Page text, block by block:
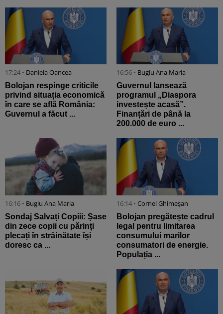
17:24 • Daniela Oancea
Bolojan respinge criticile
privind situația economică
în care se află România:
Guvernul a făcut ...
16:56 • Bugiu ⁠Ana Maria
Guvernul lansează
programul „Diaspora
investește acasă”.
Finanțări de până la
200.000 de euro ...
16:16 • Bugiu ⁠Ana Maria
Sondaj Salvați Copiii: Șase
din zece copii cu părinți
plecați în străinătate își
doresc ca ...
16:14 • Cornel Ghimeșan
Bolojan pregătește cadrul
legal pentru limitarea
consumului marilor
consumatori de energie.
Populația ...